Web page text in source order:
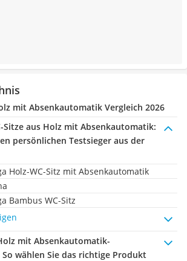
mit Absenkautomatik Vergleich 2026
Sitze aus Holz mit Absenkautomatik:
persönlichen Testsieger aus der
Holz-WC-Sitz mit Absenkautomatik
Bambus WC-Sitz
mit Absenkautomatik-
So wählen Sie das richtige Produkt